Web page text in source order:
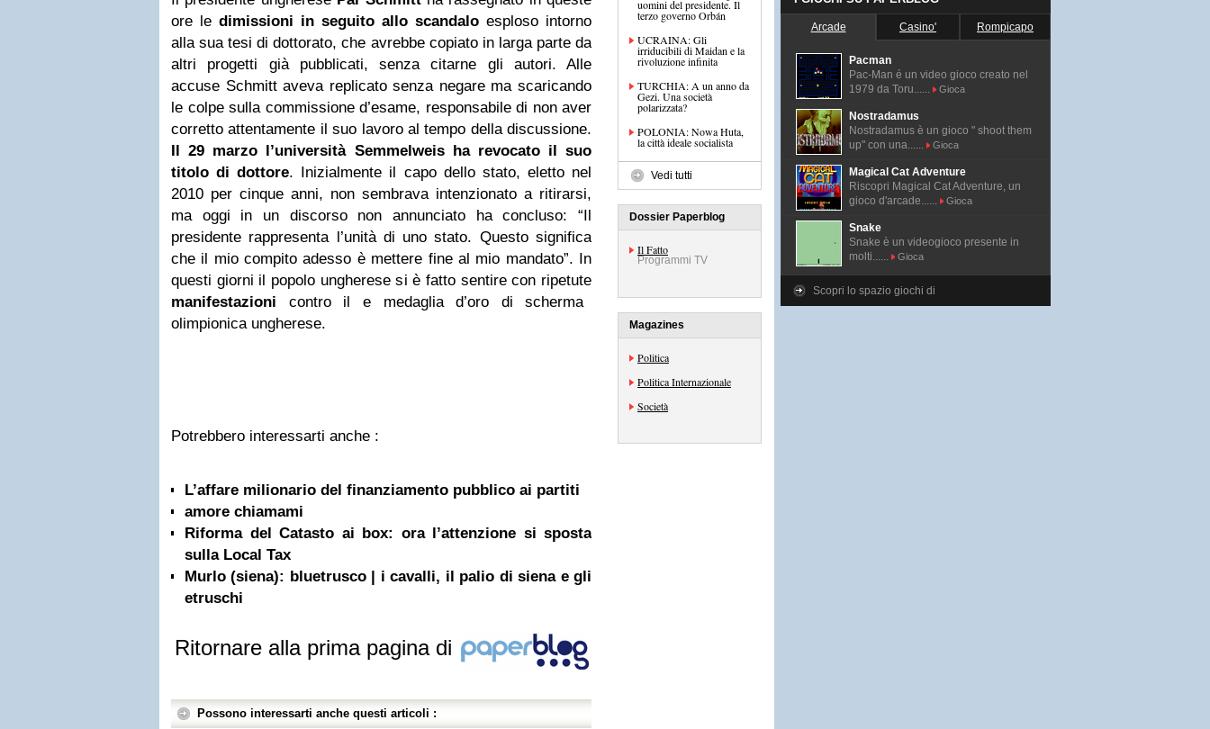
ore le dimissioni in seguito allo scandalo esploso intorno
alla sua tesi di dottorato, che avrebbe copiato in larga parte da
altri progetti già pubblicati, senza citarne gli autori. Alle
accuse Schmitt aveva replicato senza negare ma scaricando
le colpe sulla commissione d’esame, responsabile di non aver
corretto attentamente il suo lavoro al tempo della discussione.
Il 29 marzo l’università Semmelweis ha revocato il suo
titolo di dottore. Inizialmente il capo dello stato, eletto nel
2010 per cinque anni, non sembrava intenzionato a ritirarsi,
ma oggi in un discorso non annunciato ha concluso: “Il
presidente rappresenta l’unità di uno stato. Questo significa
che il mio compito adesso è mettere fine al mio mandato”. In
questi giorni il popolo ungherese si è fatto sentire con ripetute
manifestazioni contro il e medaglia d’oro di scherma
olimpionica ungherese.
Potrebbero interessarti anche :
L’affare milionario del finanziamento pubblico ai partiti
amore chiamami
Riforma del Catasto ai box: ora l’attenzione si sposta
sulla Local Tax
Murlo (siena): bluetrusco | i cavalli, il palio di siena e gli
etruschi
Ritornare alla prima pagina di
Possono interessarti anche questi articoli :
uomini del presidente. Il
terzo governo Orbán
UCRAINA: Gli
irriducibili di Maidan e la
rivoluzione infinita
TURCHIA: A un anno da
Gezi. Una società
polarizzata?
POLONIA: Nowa Huta,
la città ideale socialista
Vedi tutti
Dossier Paperblog
Il Fatto
Programmi TV
Magazines
Politica
Politica Internazionale
Società
Arcade Casino' Rompicapo
Pacman
Pac-Man é un video gioco creato nel
1979 da Toru......
Gioca
Nostradamus
Nostradamus è un gioco " shoot them
up" con una......
Gioca
Magical Cat Adventure
Riscopri Magical Cat Adventure, un
gioco d'arcade......
Gioca
Snake
Snake è un videogioco presente in
molti......
Gioca
Scopri lo spazio giochi di